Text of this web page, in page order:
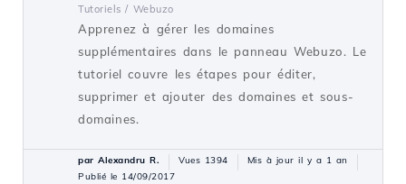
Tutoriels / Webuzo
Apprenez à gérer les domaines
supplémentaires dans le panneau Webuzo. Le
tutoriel couvre les étapes pour éditer,
supprimer et ajouter des domaines et sous-
domaines.
par Alexandru R. Vues 1394
Mis à jour il y a 1 an
Publié le 14/09/2017